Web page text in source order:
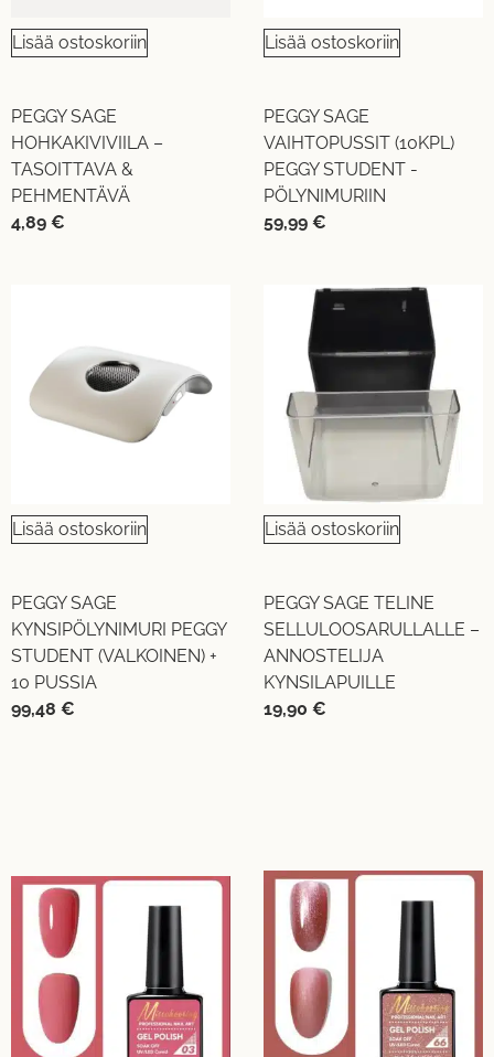
Lisää ostoskoriin
PEGGY SAGE
HOHKAKIVIVIILA –
TASOITTAVA &
PEHMENTÄVÄ
4,89 €
Lisää ostoskoriin
PEGGY SAGE
VAIHTOPUSSIT (10KPL)
PEGGY STUDENT -
PÖLYNIMURIIN
59,99 €
Lisää ostoskoriin
PEGGY SAGE
KYNSIPÖLYNIMURI PEGGY
STUDENT (VALKOINEN) +
10 PUSSIA
99,48 €
Lisää ostoskoriin
PEGGY SAGE TELINE
SELLULOOSARULLALLE –
ANNOSTELIJA
KYNSILAPUILLE
19,90 €